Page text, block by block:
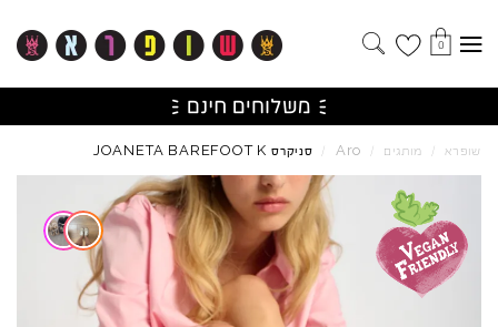
0
שופרא / מותגים /
Aro
/ סניקרס JOANETA BAREFOOT K
Skip to product reviews